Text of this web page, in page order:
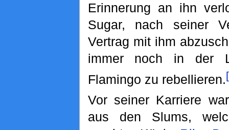
Erinnerung an ihn
Sugar, nach seiner
Vertrag mit ihm
immer noch in der
Flamingo zu rebellieren.
Vor seiner Karriere
aus den Slums,